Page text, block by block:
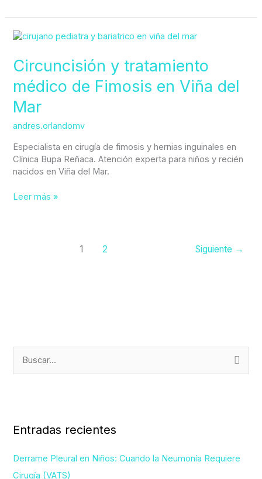
Circuncisión y tratamiento
médico de Fimosis en Viña del
Mar
andres.orlandomv
Especialista en cirugía de fimosis y hernias inguinales en
Clínica Bupa Reñaca. Atención experta para niños y recién
nacidos en Viña del Mar.
Circuncisión
tratamiento
médico
de
en
Viña
Mar
Leer más »
1 2 Siguiente →
a
p
Entradas recientes
Derrame Pleural en Niños: Cuando la Neumonía Requiere
Cirugía (VATS)